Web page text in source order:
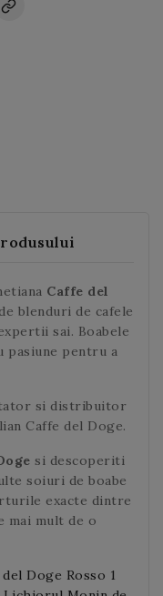
Caffe del
blenduri de cafele
sai. Boabele
pasiune pentru a
si distribuitor
Caffe del Doge.
si descoperiti
soiuri de boabe
exacte dintre
mai mult de o
Doge Rosso 1